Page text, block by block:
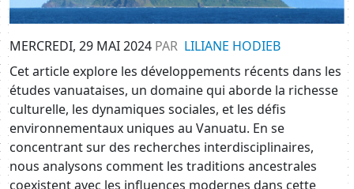
MERCREDI, 29 MAI 2024 PAR LILIANE HODIEB
Cet article explore les développements récents dans les
études vanuataises, un domaine qui aborde la richesse
culturelle, les dynamiques sociales, et les défis
environnementaux uniques au Vanuatu. En se
concentrant sur des recherches interdisciplinaires,
nous analysons comment les traditions ancestrales
coexistent avec les influences modernes dans cette